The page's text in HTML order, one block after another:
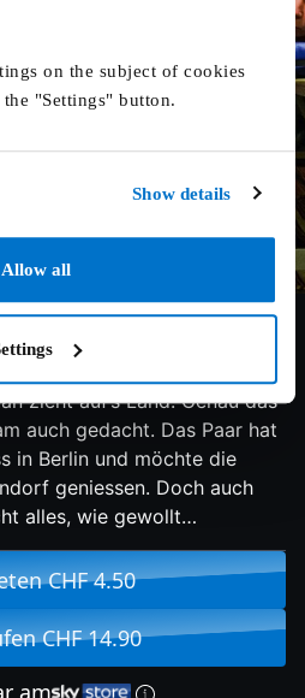
on the subject of cookies
"Settings" button.
Show details
Allow all
82 min Komödie
zieht auf’s Land. Genau das
auch gedacht. Das Paar hat
in Berlin und möchte die
geniessen. Doch auch
alles, wie gewollt…
CHF 4.50
CHF 14.90
am